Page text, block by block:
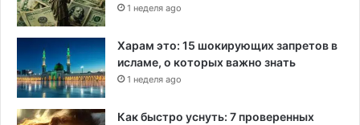
1 неделя ago
Харам это: 15 шокирующих запретов в
исламе, о которых важно знать
1 неделя ago
Как быстро уснуть: 7 проверенных